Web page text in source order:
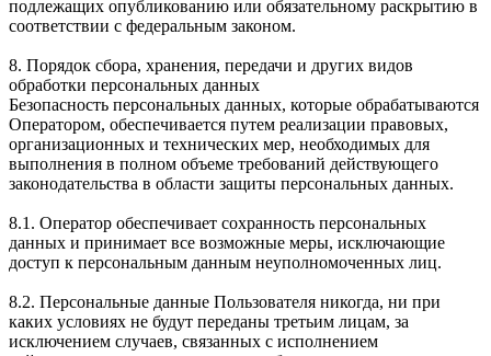
подлежащих опубликованию или обязательному раскрытию в
соответствии с федеральным законом.
8. Порядок сбора, хранения, передачи и других видов
обработки персональных данных
Безопасность персональных данных, которые обрабатываются
Оператором, обеспечивается путем реализации правовых,
организационных и технических мер, необходимых для
выполнения в полном объеме требований действующего
законодательства в области защиты персональных данных.
8.1. Оператор обеспечивает сохранность персональных
данных и принимает все возможные меры, исключающие
доступ к персональным данным неуполномоченных лиц.
8.2. Персональные данные Пользователя никогда, ни при
каких условиях не будут переданы третьим лицам, за
исключением случаев, связанных с исполнением